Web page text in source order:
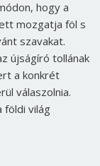
hogy a
mozgatja föl s
szavakat.
újságíró tollának
a konkrét
válaszolnia.
földi világ